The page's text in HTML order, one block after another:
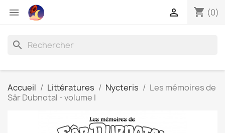
 shopping_cart (0)

search
Accueil Littératures Nycteris
Les mémoires de
Sâr Dubnotal - volume I